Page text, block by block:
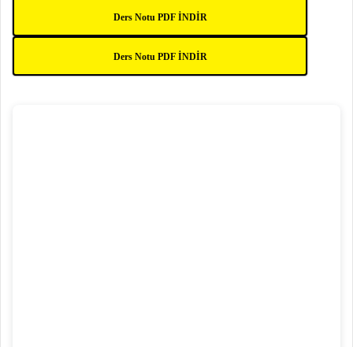
Ders Notu PDF İNDİR
Ders Notu PDF İNDİR